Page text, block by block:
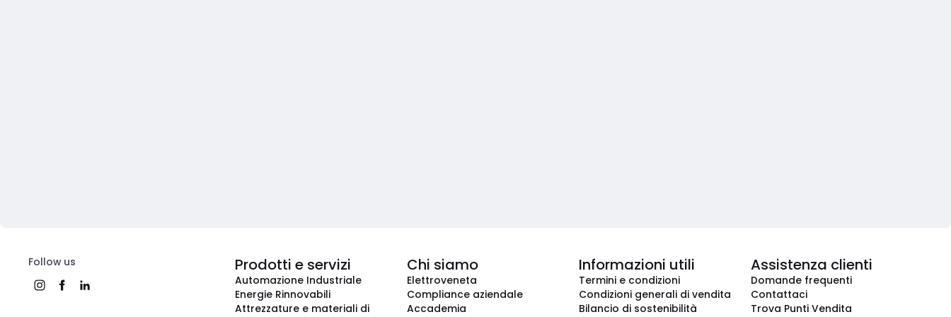
Follow us Prodotti e servizi
Automazione Industriale
Energie Rinnovabili
Attrezzature e materiali di
Chi siamo
Elettroveneta
Compliance aziendale
Accademia
Informazioni utili
Termini e condizioni
Condizioni generali di vendita
Bilancio di sostenibilità
Assistenza clienti
Domande frequenti
Contattaci
Trova Punti Vendita